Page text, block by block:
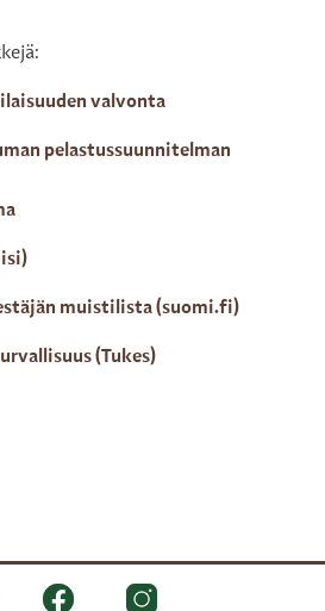
valvonta
pelastussuunnitelman
muistilista (suomi.fi)
(Tukes)